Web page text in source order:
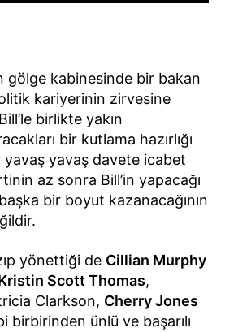
gölge kabinesinde bir bakan
kariyerinin zirvesine
birlikte yakın
bir kutlama hazırlığı
yavaş davete icabet
az sonra Bill’in yapacağı
bir boyut kazanacağının
yönettiği de Cillian Murphy
Scott Thomas,
Clarkson, Cherry Jones
birbirinden ünlü ve başarılı